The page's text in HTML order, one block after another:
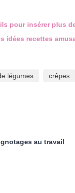
pour insérer plus
idées recettes
légumes crêpes
au travail